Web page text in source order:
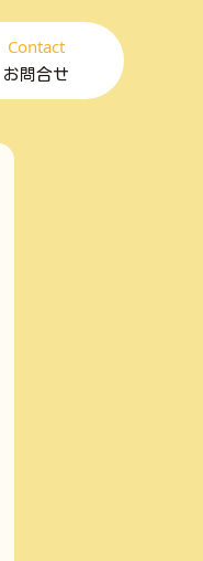
Contact
お問合せ